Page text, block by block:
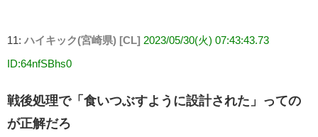
11: ハイキック(宮崎県) [CL] 2023/05/30(火) 07:43:43.73
ID:64nfSBhs0
戦後処理で「食いつぶすように設計された」っての
が正解だろ